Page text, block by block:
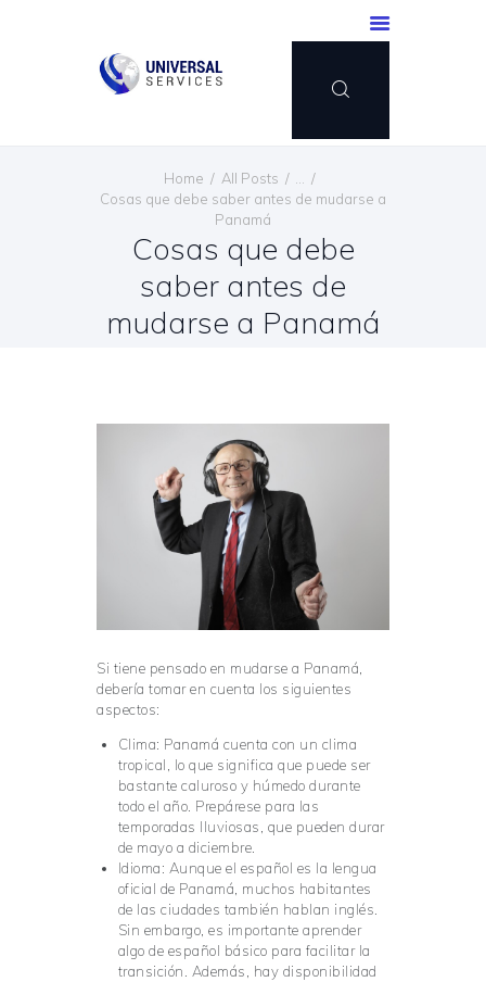
Home All Posts
Cosas que debe saber antes de mudarse a
Panamá
Cosas que debe
saber antes de
mudarse a Panamá
SERVICIOS
MÉTODO DE PAGO
BLOG
CONTÁCTENOS
ESPAÑOL
Si tiene pensado en mudarse a Panamá,
debería tomar en cuenta los siguientes
aspectos:
Clima: Panamá cuenta con un clima
tropical, lo que significa que puede ser
bastante caluroso y húmedo durante
todo el año. Prepárese para las
temporadas lluviosas, que pueden durar
de mayo a diciembre.
Idioma: Aunque el español es la lengua
oficial de Panamá, muchos habitantes
de las ciudades también hablan inglés.
Sin embargo, es importante aprender
algo de español básico para facilitar la
transición. Además, hay disponibilidad